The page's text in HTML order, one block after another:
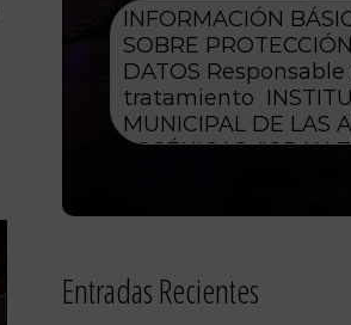
Entradas Recientes